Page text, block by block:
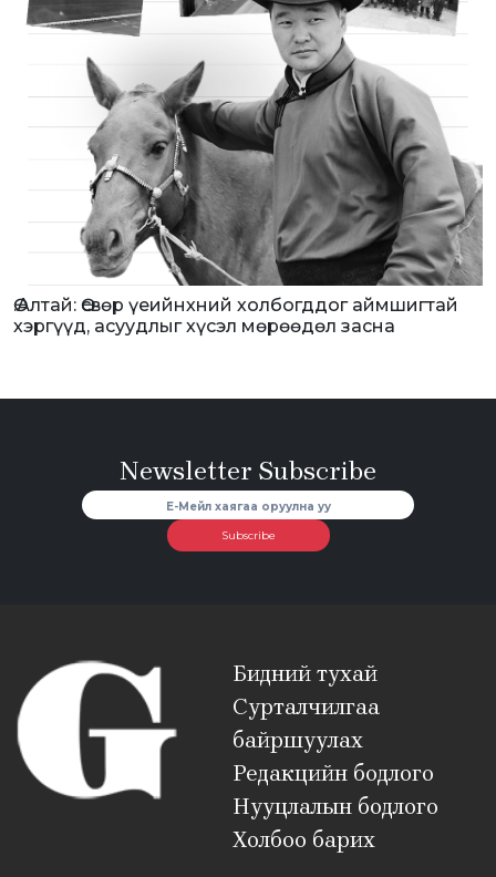
Ө.Алтай: Өсвөр үеийнхний холбогддог аймшигтай
хэргүүд, асуудлыг хүсэл мөрөөдөл засна
Newsletter Subscribe
Subscribe
Бидний тухай
Сурталчилгаа
байршуулах
Редакцийн бодлого
Нууцлалын бодлого
Холбоо барих